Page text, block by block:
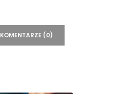
KOMENTARZE (0)